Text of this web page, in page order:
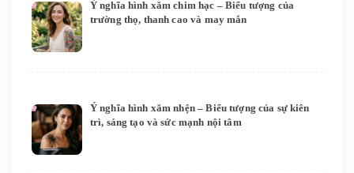
Ý nghĩa hình xăm chim hạc – Biểu tượng của
trường thọ, thanh cao và may mắn
Ý nghĩa hình xăm nhện – Biểu tượng của sự kiên
trì, sáng tạo và sức mạnh nội tâm